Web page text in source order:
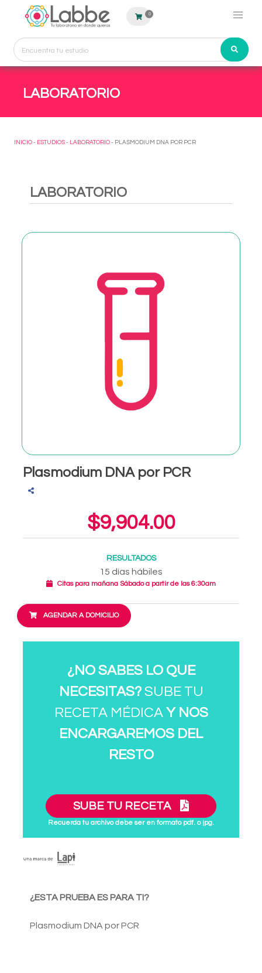
0
LABORATORIO
INICIO - ESTUDIOS - LABORATORIO - PLASMODIUM DNA POR PCR
LABORATORIO
Plasmodium DNA por PCR
$9,904.00
RESULTADOS
15 días hábiles
Citas para mañana Sábado a partir de las 6:30am
AGENDAR A DOMICILIO
¿NO SABES LO QUE
NECESITAS?SUBE TU
RECETA MÉDICA Y NOS
ENCARGAREMOS DEL
RESTO
SUBE TU RECETA
Recuerda tu archivo debe ser en formato pdf. o jpg.
¿ESTA PRUEBA ES PARA TI?
Plasmodium DNA por PCR